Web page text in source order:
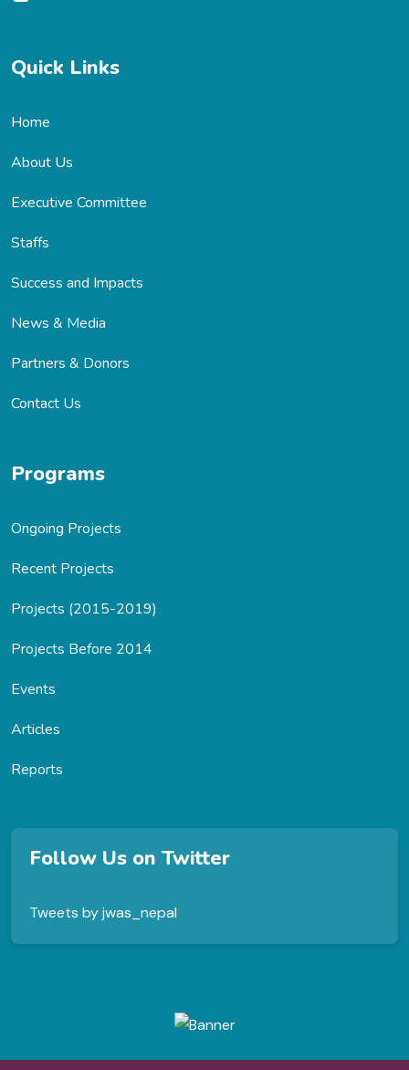
Quick Links
Home
About Us
Executive Committee
Staffs
Success and Impacts
News & Media
Partners & Donors
Contact Us
Programs
Ongoing Projects
Recent Projects
Projects (2015-2019)
Projects Before 2014
Events
Articles
Reports
Follow Us on Twitter
Tweets by jwas_nepal